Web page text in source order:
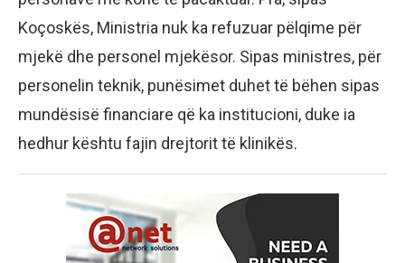
Koçoskës, Ministria nuk ka refuzuar pëlqime për
mjekë dhe personel mjekësor. Sipas ministres, për
personelin teknik, punësimet duhet të bëhen sipas
mundësisë financiare që ka institucioni, duke ia
hedhur kështu fajin drejtorit të klinikës.